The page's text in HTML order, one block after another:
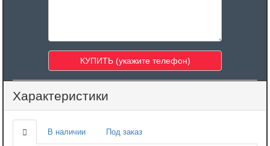
Характеристики
В наличии Под заказ